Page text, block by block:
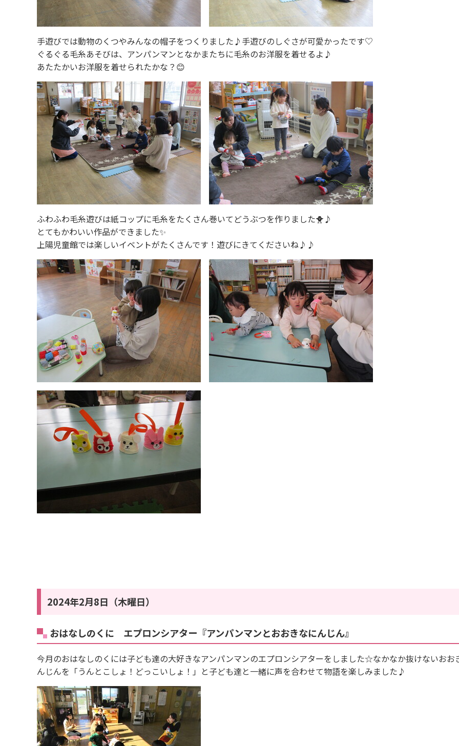
手遊びでは動物のくつやみんなの帽子をつくりました♪手遊びのしぐさが可愛かったです♡
ぐるぐる毛糸あそびは、アンパンマンとなかまたちに毛糸のお洋服を着せるよ♪
あたたかいお洋服を着せられたかな？😊
ふわふわ毛糸遊びは紙コップに毛糸をたくさん巻いてどうぶつを作りました🐥♪
とてもかわいい作品ができました✨
上陽児童館では楽しいイベントがたくさんです！遊びにきてくださいね♪♪
2024年2月8日（木曜日）
おはなしのくに エプロンシアター『アンパンマンとおおきなにんじん』
今月のおはなしのくには子ども達の大好きなアンパンマンのエプロンシアターをしました☆なかなか抜けないおお
んじんを「うんとこしょ！どっこいしょ！」と子ども達と一緒に声を合わせて物語を楽しみました♪